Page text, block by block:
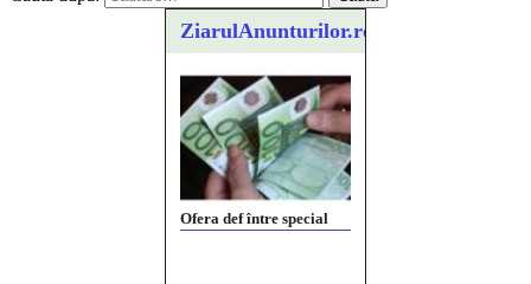
ZiarulAnunturilor.ro
Ofera def între special
Vând domeniu+website
de publicitate de tip